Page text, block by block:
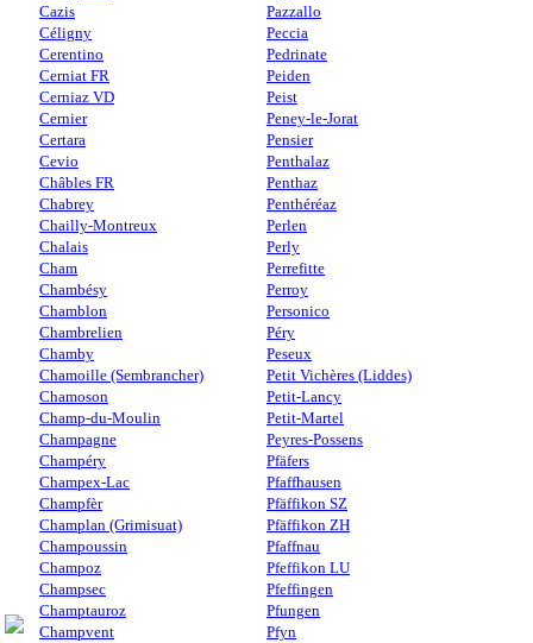
Cazis
Céligny
Cerentino
Cerniat FR
Cerniaz VD
Cernier
Certara
Cevio
Châbles FR
Chabrey
Chailly-Montreux
Chalais
Cham
Chambésy
Chamblon
Chambrelien
Chamby
Chamoille (Sembrancher)
Chamoson
Champ-du-Moulin
Champagne
Champéry
Champex-Lac
Champfèr
Champlan (Grimisuat)
Champoussin
Champoz
Champsec
Champtauroz
Champvent
Pazzallo
Peccia
Pedrinate
Peiden
Peist
Peney-le-Jorat
Pensier
Penthalaz
Penthaz
Penthéréaz
Perlen
Perly
Perrefitte
Perroy
Personico
Péry
Peseux
Petit Vichères (Liddes)
Petit-Lancy
Petit-Martel
Peyres-Possens
Pfäfers
Pfaffhausen
Pfäffikon SZ
Pfäffikon ZH
Pfaffnau
Pfeffikon LU
Pfeffingen
Pfungen
Pfyn